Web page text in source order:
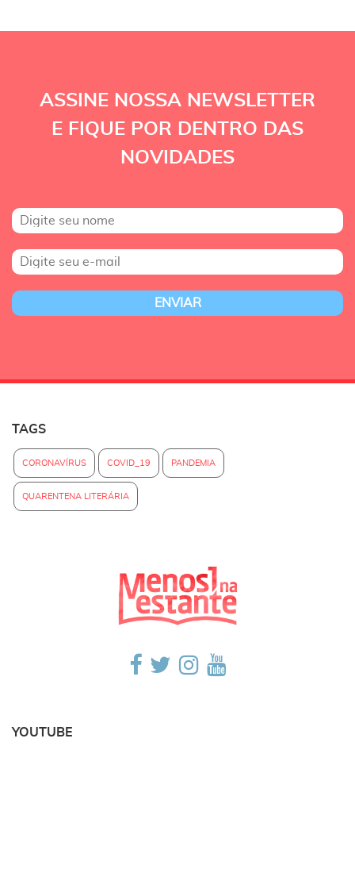
ASSINE NOSSA NEWSLETTER
E FIQUE POR DENTRO DAS
NOVIDADES
TAGS
CORONAVÍRUS COVID_19 PANDEMIA
QUARENTENA LITERÁRIA
YOUTUBE